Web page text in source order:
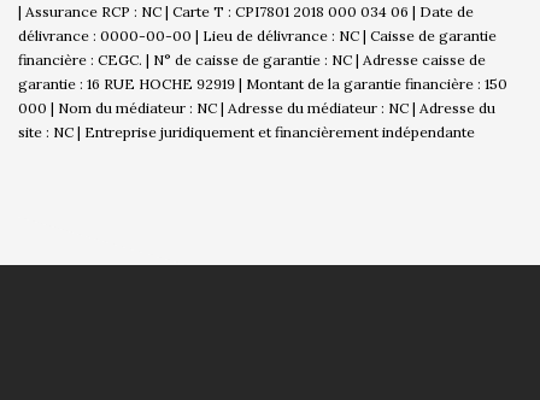
| Assurance RCP : NC | Carte T : CPI7801 2018 000 034 06 | Date de
délivrance : 0000-00-00 | Lieu de délivrance : NC | Caisse de garantie
financière : CEGC. | N° de caisse de garantie : NC | Adresse caisse de
garantie : 16 RUE HOCHE 92919 | Montant de la garantie financière : 150
000 | Nom du médiateur : NC | Adresse du médiateur : NC | Adresse du
site : NC | Entreprise juridiquement et financièrement indépendante